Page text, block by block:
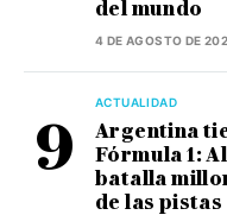
del mundo
4 DE AGOSTO DE
ACTUALIDAD
Argentina
Fórmula 1:
batalla
de las pistas